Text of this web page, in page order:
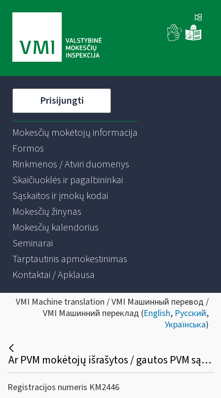
Prisijungti
Mokesčių mokėtojų informacija
Formos
Rinkmenos / Atviri duomenys
Skaičiuoklės ir pagalbininkai
Sąskaitos ir įmokų kodai
Mokesčių žinynas
Mokesčių kalendorius
Seminarai
Tarptautinis apmokestinimas
Kontaktai / Apklausa
VMI Machine translation / VMI Машинный перевод /
VMI Машинний переклад (English, Русский,
Українська)
Ar PVM mokėtojų išrašytos / gautos PVM sąskaitos faktūros iš i.SAF bus perkeltos į i.APS, ar reikės dar kartą iš naujo patiems suvesti į i.APS?
Registracijos numeris KM2446